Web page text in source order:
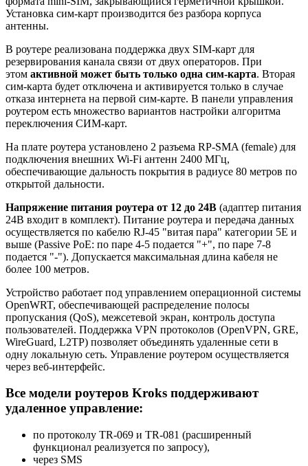
Установка сим-карт производится без разбора корпуса
антенны.
В роутере реализована поддержка двух SIM-карт для
резервирования канала связи от двух операторов. При
этом активной может быть только одна сим-карта. Вторая
сим-карта будет отключена и активируется только в случае
отказа интернета на первой сим-карте. В панели управления
роутером есть множество вариантов настройки алгоритма
переключения СИМ-карт.
На плате роутера установлено 2 разъема RP-SMA (female) для
подключения внешних Wi-Fi антенн 2400 МГц,
обеспечивающие дальность покрытия в радиусе 80 метров по
открытой дальности.
Напряжение питания роутера от 12 до 24В (адаптер питания
24В входит в комплект). Питание роутера и передача данных
осуществляется по кабелю RJ-45 "витая пара" категории 5E и
выше (Passive PoE: по паре 4-5 подается "+", по паре 7-8
подается "-"). Допускается максимальная длина кабеля не
более 100 метров.
Устройство работает под управлением операционной системы
OpenWRT, обеспечивающей распределение полосы
пропускания (QoS), межсетевой экран, контроль доступа
пользователей. Поддержка VPN протоколов (OpenVPN, GRE,
WireGuard, L2TP) позволяет объединять удаленные сети в
одну локальную сеть. Управление роутером осуществляется
через веб-интерфейс.
Все модели роутеров Kroks поддерживают
удаленное управление:
по протоколу TR-069 и TR-081 (расширенный
функционал реализуется по запросу),
через SMS